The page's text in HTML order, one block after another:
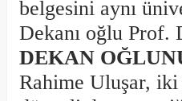
belgesini aynı
Dekanı oğlu
DEKAN
Rahime Uluşar, iki